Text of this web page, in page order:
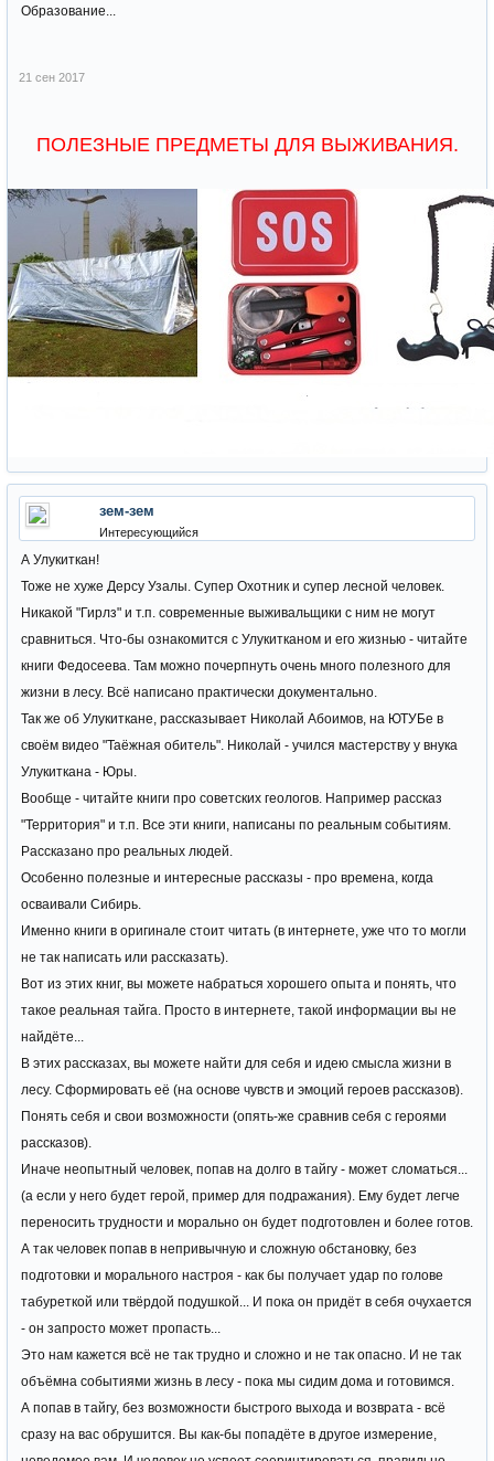
Образование...
21 сен 2017
ПОЛЕЗНЫЕ ПРЕДМЕТЫ ДЛЯ ВЫЖИВАНИЯ.
зем-зем
Интересующийся
А Улукиткан!
Тоже не хуже Дерсу Узалы. Супер Охотник и супер лесной человек.
Никакой "Гирлз" и т.п. современные выживальщики с ним не могут
сравниться. Что-бы ознакомится с Улукитканом и его жизнью - читайте
книги Федосеева. Там можно почерпнуть очень много полезного для
жизни в лесу. Всё написано практически документально.
Так же об Улукиткане, рассказывает Николай Абоимов, на ЮТУБе в
своём видео "Таёжная обитель". Николай - учился мастерству у внука
Улукиткана - Юры.
Вообще - читайте книги про советских геологов. Например рассказ
"Территория" и т.п. Все эти книги, написаны по реальным событиям.
Рассказано про реальных людей.
Особенно полезные и интересные рассказы - про времена, когда
осваивали Сибирь.
Именно книги в оригинале стоит читать (в интернете, уже что то могли
не так написать или рассказать).
Вот из этих книг, вы можете набраться хорошего опыта и понять, что
такое реальная тайга. Просто в интернете, такой информации вы не
найдёте...
В этих рассказах, вы можете найти для себя и идею смысла жизни в
лесу. Сформировать её (на основе чувств и эмоций героев рассказов).
Понять себя и свои возможности (опять-же сравнив себя с героями
рассказов).
Иначе неопытный человек, попав на долго в тайгу - может сломаться...
(а если у него будет герой, пример для подражания). Ему будет легче
переносить трудности и морально он будет подготовлен и более готов.
А так человек попав в непривычную и сложную обстановку, без
подготовки и морального настроя - как бы получает удар по голове
табуреткой или твёрдой подушкой... И пока он придёт в себя очухается
- он запросто может пропасть...
Это нам кажется всё не так трудно и сложно и не так опасно. И не так
объёмна событиями жизнь в лесу - пока мы сидим дома и готовимся.
А попав в тайгу, без возможности быстрого выхода и возврата - всё
сразу на вас обрушится. Вы как-бы попадёте в другое измерение,